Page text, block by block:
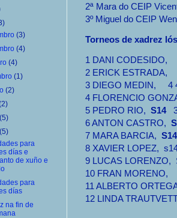
2ª Mara do CEIP
3º Miguel do CEIP
Torneos de xadrez
1 DANI CODESIDO,
2 ERICK ESTRADA,
3 DIEGO MEDIN, 4
4 FLORENCIO
5 PEDRO RIO, S143
6 ANTON CASTRO,
7 MARA BARCIA, S14
8 XAVIER LOPEZ,
9 LUCAS LORENZO,
10 FRAN MORENO,
11 ALBERTO
12 LINDA
(3)
(4)
(4)
(1)
(2)
(5)
(5)
para
días e
de xuño e
para
días
na fin de